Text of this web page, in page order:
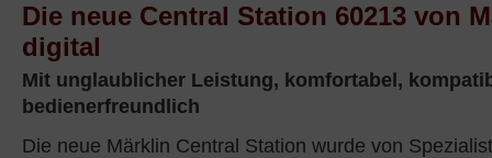
Die neue Central Station 60213 von
digital
Mit unglaublicher Leistung, komfortabel,
bedienerfreundlich
Die neue Märklin Central Station wurde von